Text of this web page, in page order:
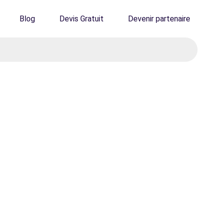
Blog Devis Gratuit Devenir partenaire